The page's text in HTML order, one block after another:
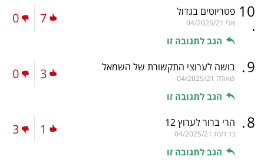
10
.
פטריוטים בגדול
אלי 04/2025/21
הגב לתגובה זו
7
0
9
. בושה לערוצי התקשורת של השמאל
שאולה 04/2025/21
הגב לתגובה זו
3
0
8
. הרי ברור לערוץ 12
בר דעת 04/2025/21
הגב לתגובה זו
1
3